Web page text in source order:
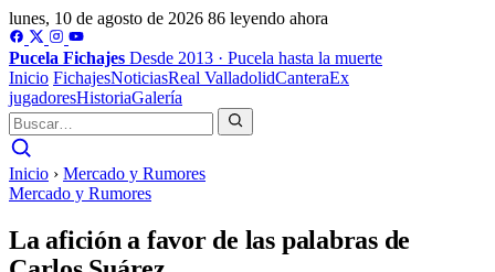
lunes, 10 de agosto de 2026 86 leyendo ahora
Pucela Fichajes Desde 2013 · Pucela hasta la muerte
Inicio FichajesNoticiasReal ValladolidCanteraEx
jugadoresHistoriaGalería
Inicio › Mercado y Rumores
Mercado y Rumores
La afición a favor de las palabras de